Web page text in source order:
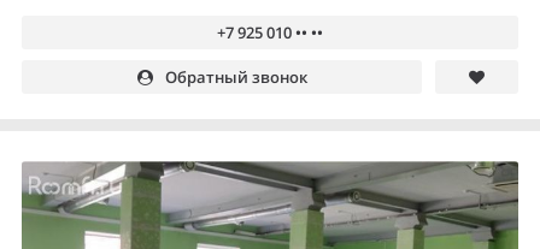
+7 925 010 •• ••
Обратный звонок